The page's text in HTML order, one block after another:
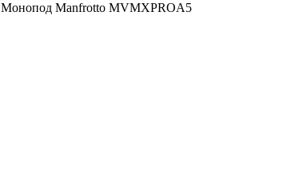
Монопод Manfrotto MVMXPROA5